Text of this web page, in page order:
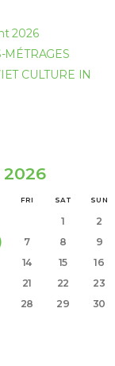
2026
MÉTRAGES
CULTURE IN
FRI SAT SUN
1
2
7 8
9
14 15
16
21 22
23
28 29
30